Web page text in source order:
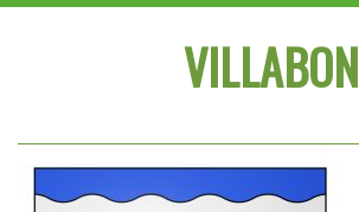
VILLABON